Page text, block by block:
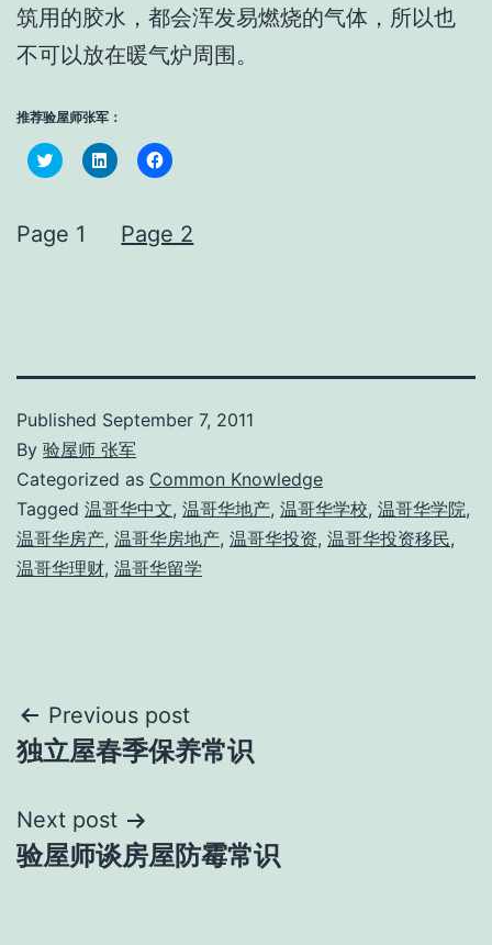
筑用的胶水，都会浑发易燃烧的气体，所以也
不可以放在暖气炉周围。
推荐验屋师张军：
Click
to
(Opens
in
Click
to
(Opens
in
Click
to
(Opens
in
Page 1 Page 2
Published September 7, 2011
By 验屋师 张军
Categorized as Common Knowledge
Tagged 温哥华中文, 温哥华地产, 温哥华学校, 温哥华学院,
温哥华房产, 温哥华房地产, 温哥华投资, 温哥华投资移民,
温哥华理财, 温哥华留学
Post
navigation
Previous post
独立屋春季保养常识
Next post
验屋师谈房屋防霉常识